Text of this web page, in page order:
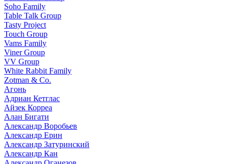
Soho Family
Table Talk Group
Tasty Project
Touch Group
Vams Family
Viner Group
VV Group
White Rabbit Family
Zotman & Co.
Агонь
Адриан Кетглас
Айзек Корреа
Алан Бигати
Александр Воробьев
Александр Ерин
Александр Затуринский
Александр Кан